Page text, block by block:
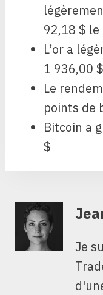
92,18 $ le
L’or a
1 936,00
Le
points de
Bitcoin a
$
Je